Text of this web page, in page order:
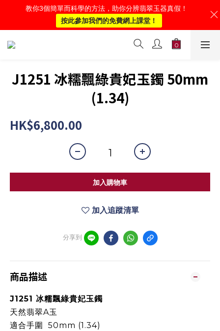
J1251 冰糯飄綠貴妃玉鐲 50mm
(1.34)
HK$6,800.00
加入購物車
加入追蹤清單
分享到
商品描述
J1251 冰糯飄綠貴妃玉鐲
天然翡翠A玉
適合手圍 50mm (1.34)
教你3個簡單而科學的方法，助你分辨翡翠玉器真假！
按此參加我們的免費網上課堂！